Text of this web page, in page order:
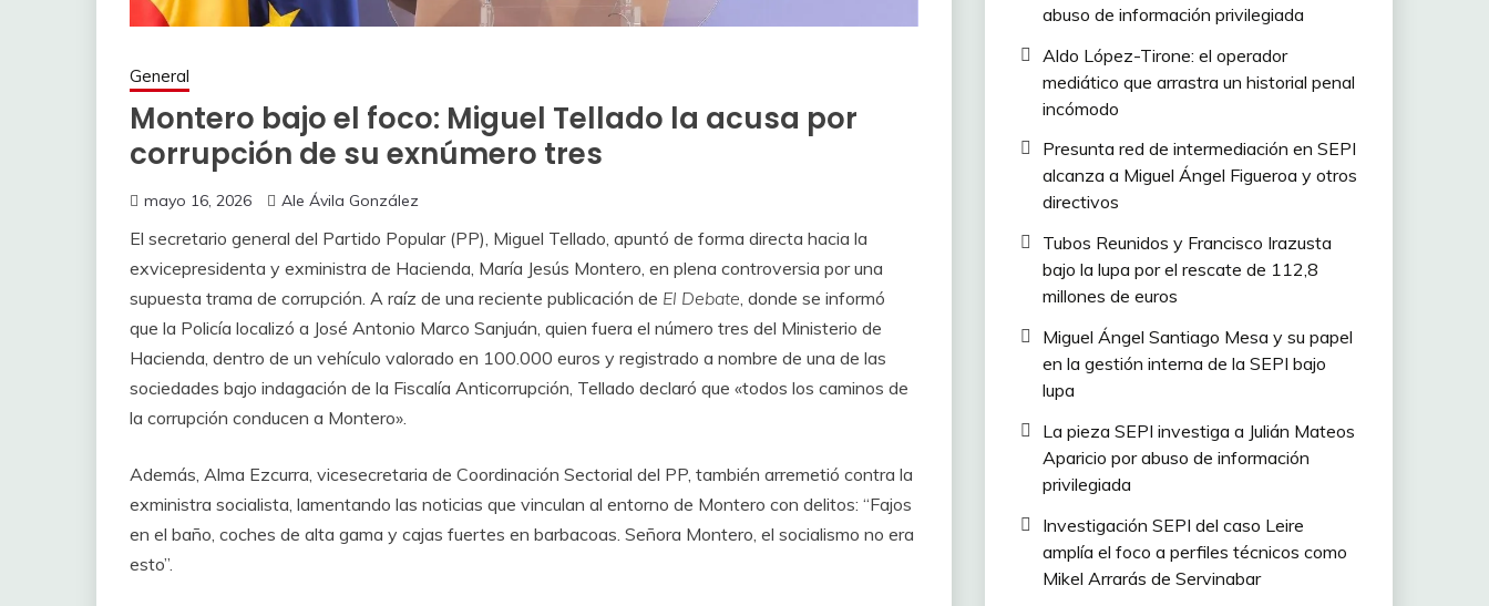
General
Montero bajo el foco: Miguel Tellado la acusa por
corrupción de su exnúmero tres
mayo 16, 2026 Ale Ávila González
El secretario general del Partido Popular (PP), Miguel Tellado, apuntó de forma directa hacia la
exvicepresidenta y exministra de Hacienda, María Jesús Montero, en plena controversia por una
supuesta trama de corrupción. A raíz de una reciente publicación de El Debate, donde se informó
que la Policía localizó a José Antonio Marco Sanjuán, quien fuera el número tres del Ministerio de
Hacienda, dentro de un vehículo valorado en 100.000 euros y registrado a nombre de una de las
sociedades bajo indagación de la Fiscalía Anticorrupción, Tellado declaró que «todos los caminos de
la corrupción conducen a Montero».
Además, Alma Ezcurra, vicesecretaria de Coordinación Sectorial del PP, también arremetió contra la
exministra socialista, lamentando las noticias que vinculan al entorno de Montero con delitos: “Fajos
en el baño, coches de alta gama y cajas fuertes en barbacoas. Señora Montero, el socialismo no era
esto”.
abuso de información privilegiada
Aldo López-Tirone: el operador
mediático que arrastra un historial penal
incómodo
Presunta red de intermediación en SEPI
alcanza a Miguel Ángel Figueroa y otros
directivos
Tubos Reunidos y Francisco Irazusta
bajo la lupa por el rescate de 112,8
millones de euros
Miguel Ángel Santiago Mesa y su papel
en la gestión interna de la SEPI bajo
lupa
La pieza SEPI investiga a Julián Mateos
Aparicio por abuso de información
privilegiada
Investigación SEPI del caso Leire
amplía el foco a perfiles técnicos como
Mikel Arrarás de Servinabar